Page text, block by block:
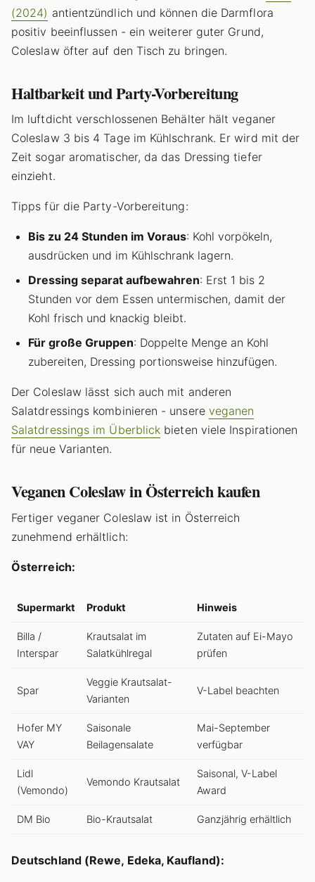
(2024) antientzündlich und können die Darmflora
positiv beeinflussen - ein weiterer guter Grund,
Coleslaw öfter auf den Tisch zu bringen.
Haltbarkeit und Party-Vorbereitung
Im luftdicht verschlossenen Behälter hält veganer
Coleslaw 3 bis 4 Tage im Kühlschrank. Er wird mit der
Zeit sogar aromatischer, da das Dressing tiefer
einzieht.
Tipps für die Party-Vorbereitung:
Bis zu 24 Stunden im Voraus: Kohl vorpökeln,
ausdrücken und im Kühlschrank lagern.
Dressing separat aufbewahren: Erst 1 bis 2
Stunden vor dem Essen untermischen, damit der
Kohl frisch und knackig bleibt.
Für große Gruppen: Doppelte Menge an Kohl
zubereiten, Dressing portionsweise hinzufügen.
Der Coleslaw lässt sich auch mit anderen
Salatdressings kombinieren - unsere veganen
Salatdressings im Überblick bieten viele Inspirationen
für neue Varianten.
Veganen Coleslaw in Österreich kaufen
Fertiger veganer Coleslaw ist in Österreich
zunehmend erhältlich:
Österreich:
Supermarkt Produkt Hinweis
Billa /
Interspar
Krautsalat im
Salatkühlregal
Zutaten auf Ei-Mayo
prüfen
Spar
Veggie Krautsalat-
Varianten
V-Label beachten
Hofer MY
VAY
Saisonale
Beilagensalate
Mai-September
verfügbar
Lidl
(Vemondo)
Vemondo Krautsalat
Saisonal, V-Label
Award
DM Bio Bio-Krautsalat Ganzjährig erhältlich
Deutschland (Rewe, Edeka, Kaufland):